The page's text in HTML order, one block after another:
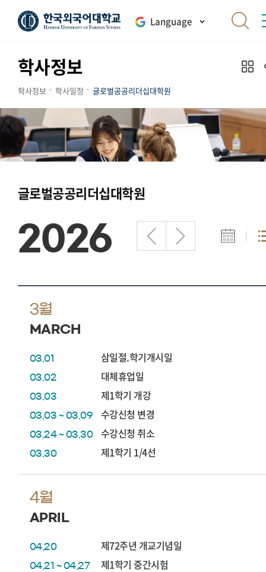
Language
학사정보
학사정보 학사일정 글로벌공공리더십대학원
글로벌공공리더십대학원
2026
3월
MARCH
03.01 삼일절.학기개시일
03.02 대체휴업일
03.03 제1학기 개강
03.03 ~ 03.09 수강신청 변경
03.24 ~ 03.30 수강신청 취소
03.30 제1학기 1/4선
4월
APRIL
04.20 제72주년 개교기념일
04.21 ~ 04.27 제1학기 중간시험